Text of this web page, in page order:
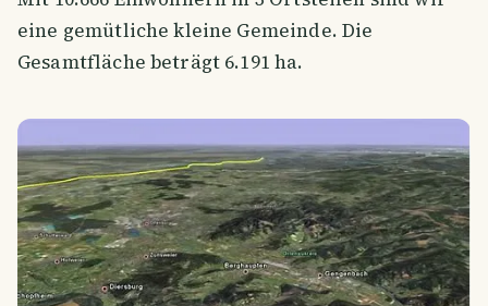
eine gemütliche kleine Gemeinde. Die
Gesamtfläche beträgt 6.191 ha.